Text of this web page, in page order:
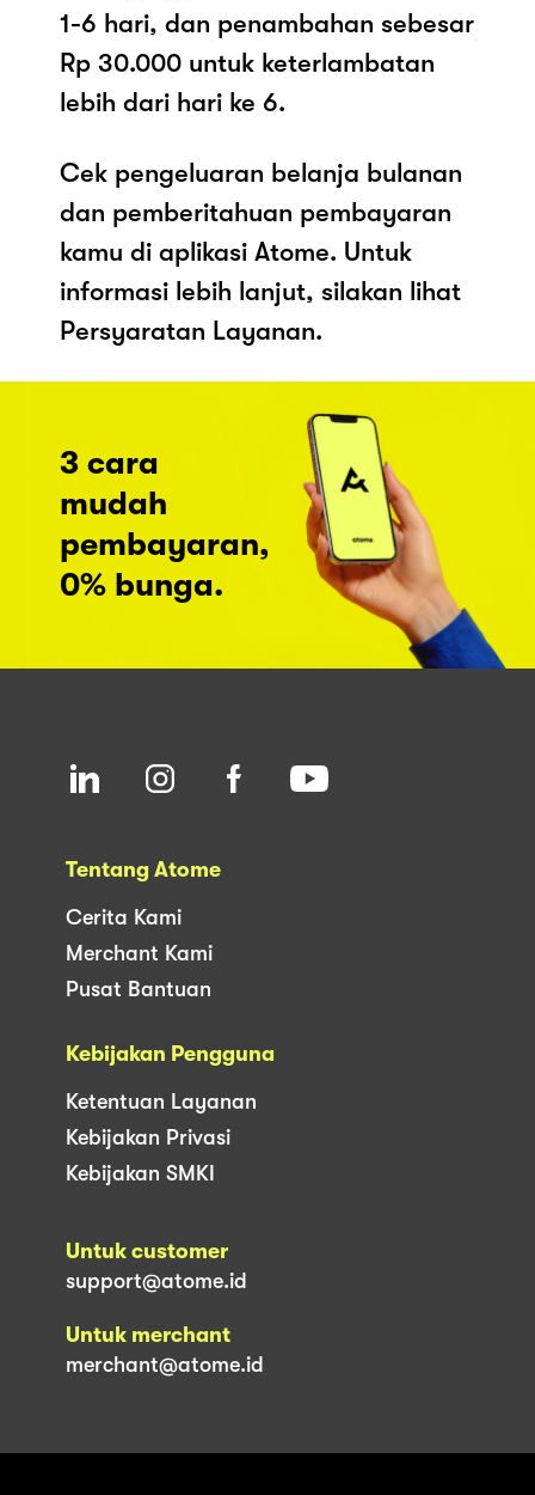
1-6 hari, dan penambahan sebesar
Rp 30.000 untuk keterlambatan
lebih dari hari ke 6.
Cek pengeluaran belanja bulanan
dan pemberitahuan pembayaran
kamu di aplikasi Atome. Untuk
informasi lebih lanjut, silakan lihat
Persyaratan Layanan.
3 cara
mudah
pembayaran,
0% bunga.
Tentang Atome
Cerita Kami
Merchant Kami
Pusat Bantuan
Kebijakan Pengguna
Ketentuan Layanan
Kebijakan Privasi
Kebijakan SMKI
Untuk customer
support@atome.id
Untuk merchant
merchant@atome.id